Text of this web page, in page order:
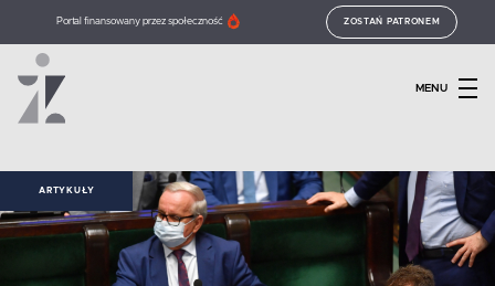
Portal finansowany przez społeczność ZOSTAŃ PATRONEM
MENU
ARTYKUŁY